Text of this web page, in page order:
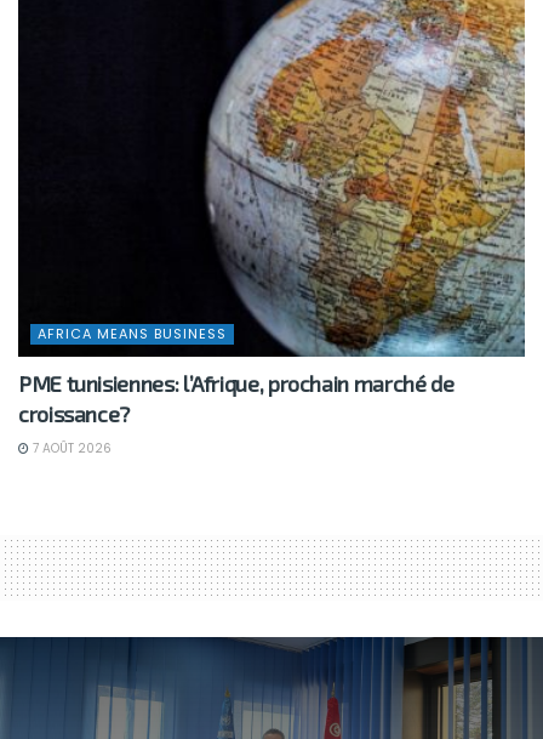
AFRICA MEANS BUSINESS
PME tunisiennes: l’Afrique, prochain marché de
croissance?
7 AOÛT 2026